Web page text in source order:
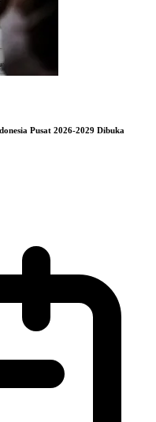
Pusat 2026-2029 Dibuka